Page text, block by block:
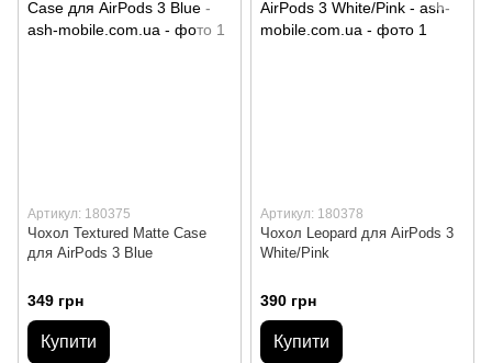
Артикул: 180375
Чохол Textured Matte Case
для AirPods 3 Blue
349 грн
Купити
Артикул: 180378
Чохол Leopard для AirPods 3
White/Pink
390 грн
Купити